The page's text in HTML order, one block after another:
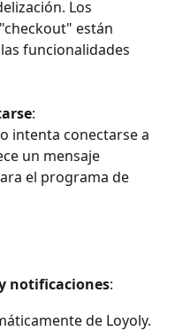
Los
están
funcionalidades
:
intenta conectarse a
un mensaje
el programa de
notificaciones:
de Loyoly.